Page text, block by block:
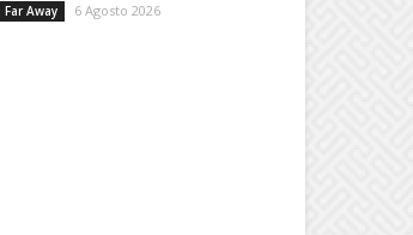
Far Away 6 Agosto 2026